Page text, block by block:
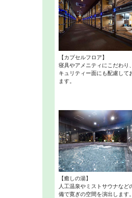
【カプセルフロア】
寝具やアメニティにこだわり
キュリティー面にも配慮して
ます。
【癒しの湯】
人工温泉やミストサウナなど
備で寛ぎの空間を演出します。